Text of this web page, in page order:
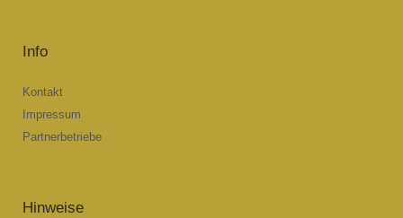
Info
Kontakt
Impressum
Partnerbetriebe
Hinweise